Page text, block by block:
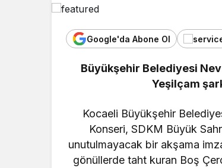
Google'da Abone Ol
Büyükşehir Belediyesi
Yeşilçam
Kocaeli Büyükşehir
Konseri, SDKM Büyük
unutulmayacak bir akşama
gönüllerde taht kuran Boş